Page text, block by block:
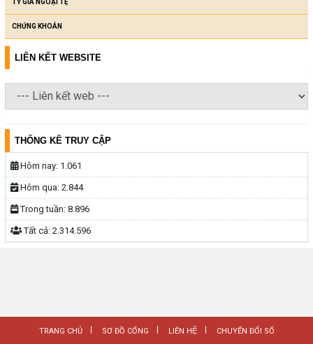
TỶ GIÁ NGOẠI TỆ
CHỨNG KHOÁN
LIÊN KẾT WEBSITE
THỐNG KÊ TRUY CẬP
Hôm nay: 1.061
Hôm qua: 2.844
Trong tuần: 8.896
Tất cả: 2.314.596
TRANG CHỦ SƠ ĐỒ CỔNG LIÊN HỆ CHUYỂN ĐỔI SỐ